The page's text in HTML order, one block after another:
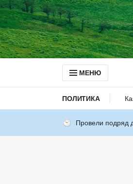
МЕНЮ
ПОЛИТИКА
Провели подряд